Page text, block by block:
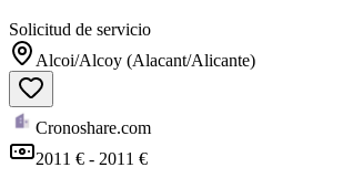
Solicitud de servicio
Alcoi/Alcoy (Alacant/Alicante)
Cronoshare.com
2011 € - 2011 €